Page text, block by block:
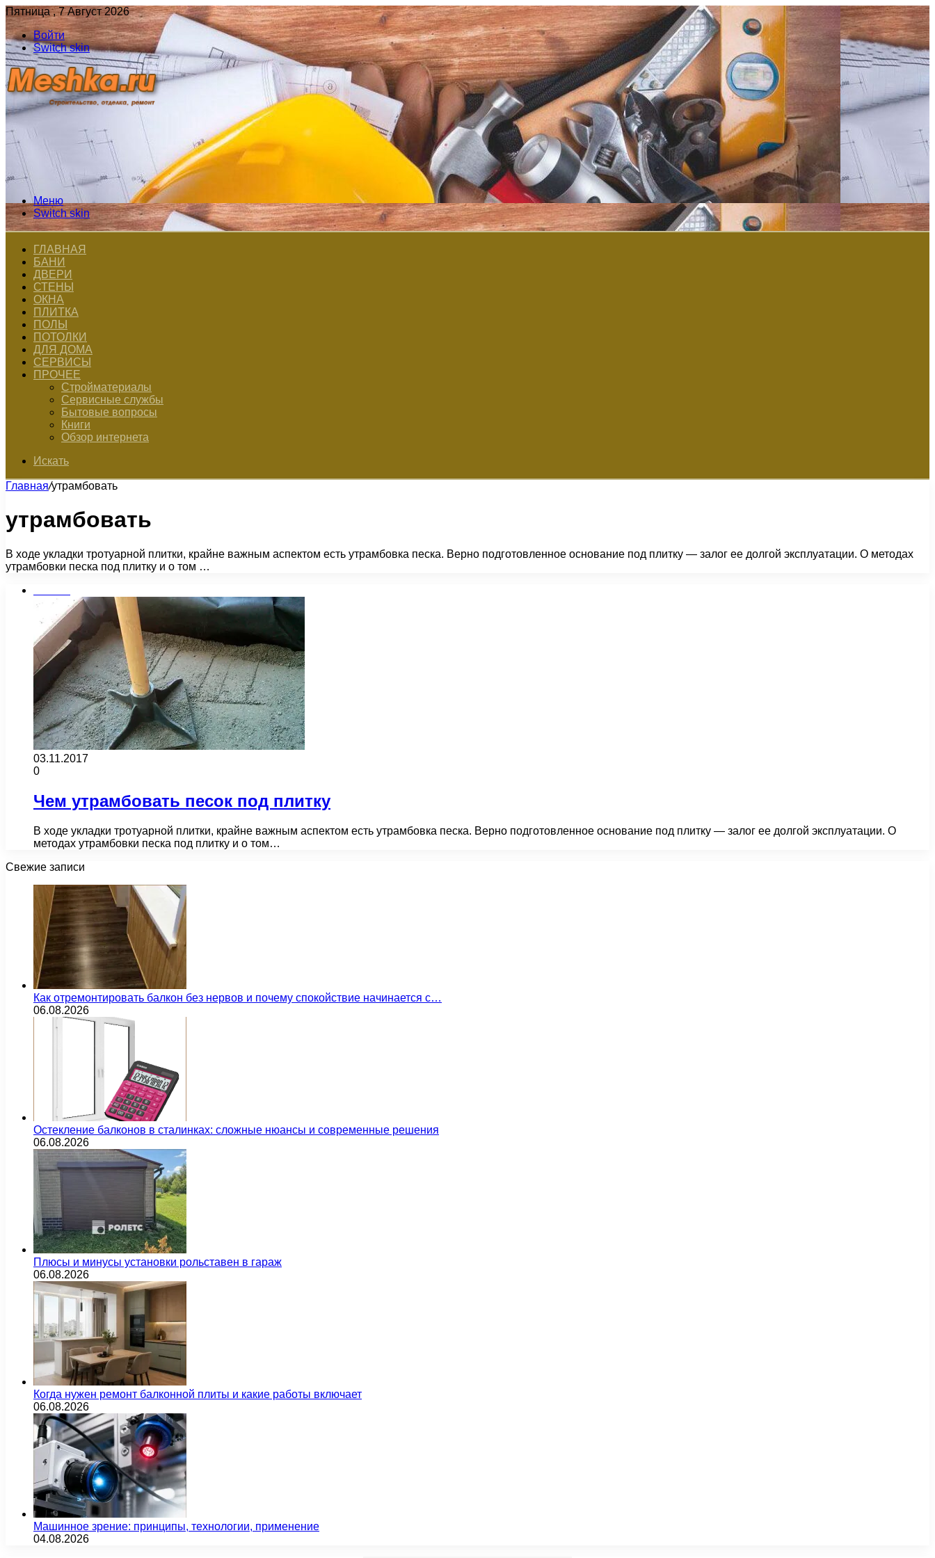
Пятница , 7 Август 2026
Войти
Switch skin
Меню
Switch skin
ГЛАВНАЯ
БАНИ
ДВЕРИ
СТЕНЫ
ОКНА
ПЛИТКА
ПОЛЫ
ПОТОЛКИ
ДЛЯ ДОМА
СЕРВИСЫ
ПРОЧЕЕ
Стройматериалы
Сервисные службы
Бытовые вопросы
Книги
Обзор интернета
Искать
Главная/утрамбовать
утрамбовать
В ходе укладки тротуарной плитки, крайне важным аспектом есть утрамбовка песка. Верно подготовленное основание под плитку — залог ее долгой эксплуатации. О методах
утрамбовки песка под плитку и о том …
03.11.2017
0
Чем утрамбовать песок под плитку
В ходе укладки тротуарной плитки, крайне важным аспектом есть утрамбовка песка. Верно подготовленное основание под плитку — залог ее долгой эксплуатации. О
методах утрамбовки песка под плитку и о том…
Свежие записи
Как отремонтировать балкон без нервов и почему спокойствие начинается с…
06.08.2026
Остекление балконов в сталинках: сложные нюансы и современные решения
06.08.2026
Плюсы и минусы установки рольставен в гараж
06.08.2026
Когда нужен ремонт балконной плиты и какие работы включает
06.08.2026
Машинное зрение: принципы, технологии, применение
04.08.2026